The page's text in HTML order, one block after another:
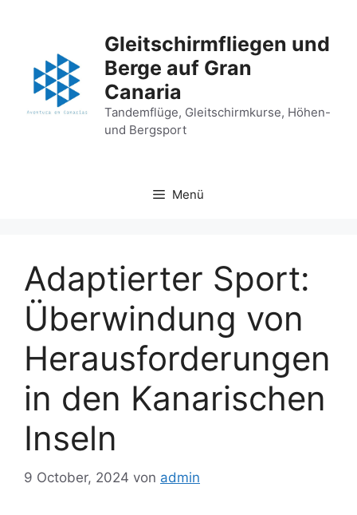
Gleitschirmfliegen und
Berge auf Gran
Canaria
Tandemflüge, Gleitschirmkurse, Höhen-
und Bergsport
Menü
Adaptierter Sport:
Überwindung von
Herausforderungen
in den Kanarischen
Inseln
9 October, 2024 von admin